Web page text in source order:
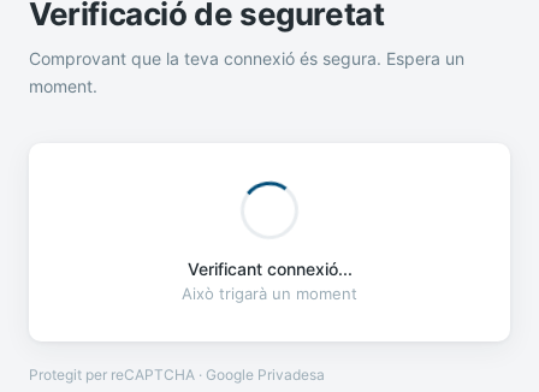
Verificació de seguretat
Comprovant que la teva connexió és segura. Espera un
moment.
Verificant connexió...
Això trigarà un moment
Protegit per reCAPTCHA · Google Privadesa